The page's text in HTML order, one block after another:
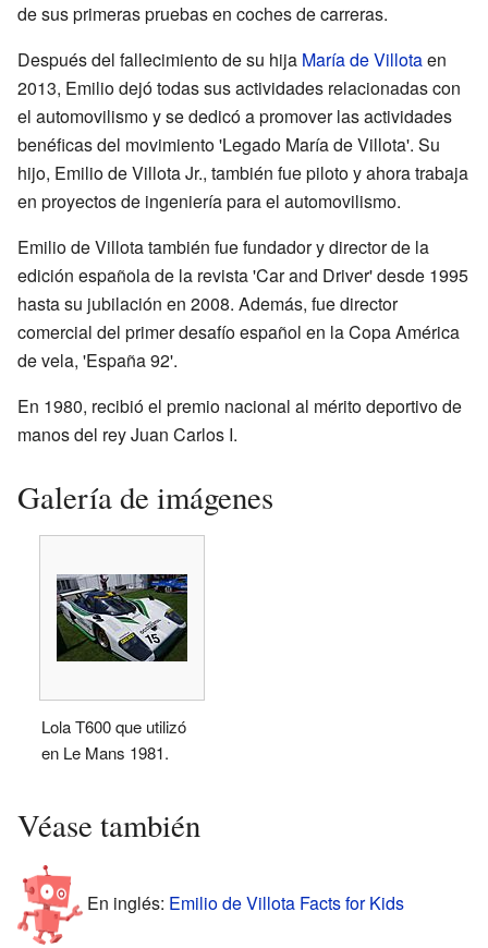
de sus primeras pruebas en coches de carreras.
Después del fallecimiento de su hija María de Villotaen
2013, Emilio dejó todas sus actividades relacionadas con
el automovilismo y se dedicó a promover las actividades
benéficas del movimiento 'Legado María de Villota'. Su
hijo, Emilio de Villota Jr., también fue piloto y ahora trabaja
en proyectos de ingeniería para el automovilismo.
Emilio de Villota también fue fundador y director de la
edición española de la revista 'Car and Driver' desde 1995
hasta su jubilación en 2008. Además, fue director
comercial del primer desafío español en la Copa América
de vela, 'España 92'.
En 1980, recibió el premio nacional al mérito deportivo de
manos del rey Juan Carlos I.
Galería de imágenes
Lola T600 que utilizó
en Le Mans 1981.
Véase también
En inglés: Emilio de Villota Facts for Kids